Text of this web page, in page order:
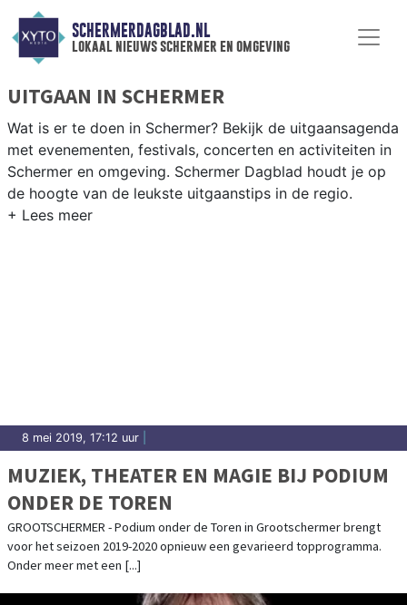
SCHERMERDAGBLAD.NL
lokaal nieuws schermer en omgeving
UITGAAN IN SCHERMER
Wat is er te doen in Schermer? Bekijk de uitgaansagenda
met evenementen, festivals, concerten en activiteiten in
Schermer en omgeving. Schermer Dagblad houdt je op
de hoogte van de leukste uitgaanstips in de regio.
8 mei 2019, 17:12 uur
MUZIEK, THEATER EN MAGIE BIJ PODIUM
ONDER DE TOREN
GROOTSCHERMER - Podium onder de Toren in Grootschermer brengt
voor het seizoen 2019-2020 opnieuw een gevarieerd topprogramma.
Onder meer met een [...]